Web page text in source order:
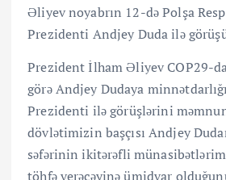
Əliyev noyabrın 12-də Polşa
Prezidenti Andjey Duda ilə
Prezident İlham Əliyev COP29-
görə Andjey Dudaya
Prezidenti ilə görüşlərini
dövlətimizin başçısı Andjey
səfərinin ikitərəfli
töhfə verəcəyinə ümidvar